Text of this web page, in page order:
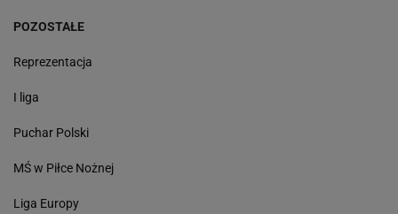
POZOSTAŁE
Reprezentacja
I liga
Puchar Polski
MŚ w Piłce Nożnej
Liga Europy